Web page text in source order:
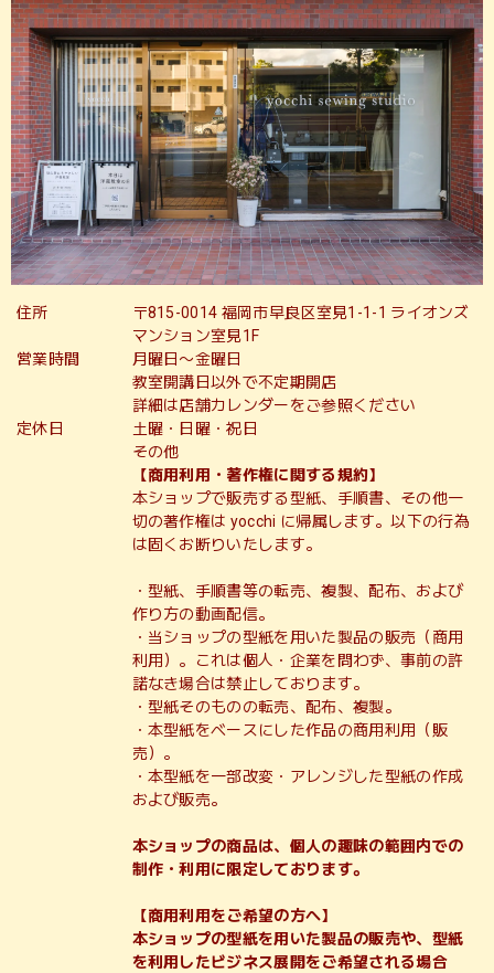
住所
〒815-0014 福岡市早良区室見1-1-1 ライオンズ
マンション室見1F
営業時間
月曜日〜金曜日
教室開講日以外で不定期開店
詳細は店舗カレンダーをご参照ください
定休日
土曜・日曜・祝日
その他
【商用利用・著作権に関する規約】
本ショップで販売する型紙、手順書、その他一
切の著作権は yocchi に帰属します。以下の行為
は固くお断りいたします。
・型紙、手順書等の転売、複製、配布、および
作り方の動画配信。
・当ショップの型紙を用いた製品の販売（商用
利用）。これは個人・企業を問わず、事前の許
諾なき場合は禁止しております。
・型紙そのものの転売、配布、複製。
・本型紙をベースにした作品の商用利用（販
売）。
・本型紙を一部改変・アレンジした型紙の作成
および販売。
本ショップの商品は、個人の趣味の範囲内での
制作・利用に限定しております。
【商用利用をご希望の方へ】
本ショップの型紙を用いた製品の販売や、型紙
を利用したビジネス展開をご希望される場合